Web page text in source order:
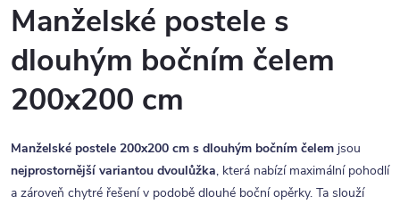
Manželské postele s
dlouhým bočním čelem
200x200 cm
Manželské postele 200x200 cm s dlouhým bočním čelem jsou
nejprostornější variantou dvoulůžka, která nabízí maximální pohodlí
a zároveň chytré řešení v podobě dlouhé boční opěrky. Ta slouží